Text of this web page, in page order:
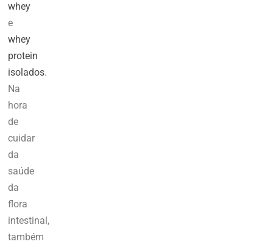
whey
e
whey
protein
isolados.
Na
hora
de
cuidar
da
saúde
da
flora
intestinal,
também